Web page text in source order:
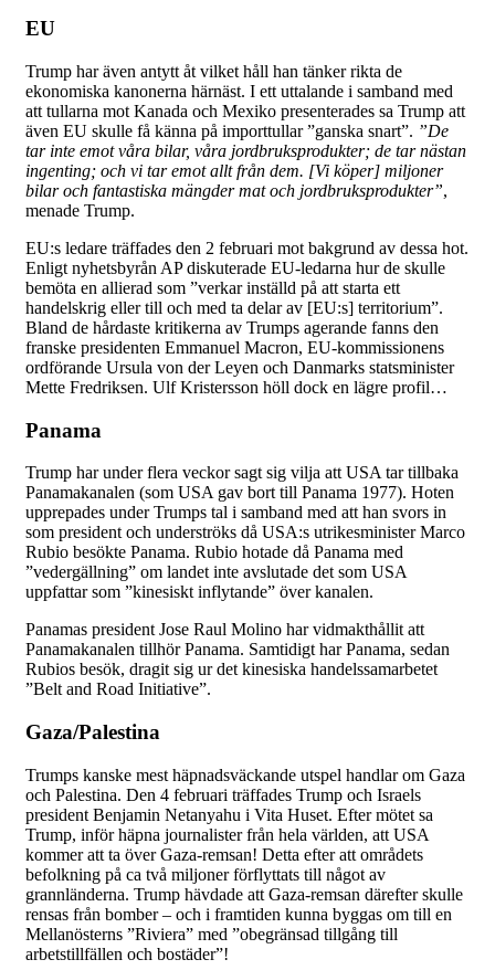
EU
Trump har även antytt åt vilket håll han tänker rikta de
ekonomiska kanonerna härnäst. I ett uttalande i samband med
att tullarna mot Kanada och Mexiko presenterades sa Trump att
även EU skulle få känna på importtullar ”ganska snart”. ”De
tar inte emot våra bilar, våra jordbruksprodukter; de tar nästan
ingenting; och vi tar emot allt från dem. [Vi köper] miljoner
bilar och fantastiska mängder mat och jordbruksprodukter”,
menade Trump.
EU:s ledare träffades den 2 februari mot bakgrund av dessa hot.
Enligt nyhetsbyrån AP diskuterade EU-ledarna hur de skulle
bemöta en allierad som ”verkar inställd på att starta ett
handelskrig eller till och med ta delar av [EU:s] territorium”.
Bland de hårdaste kritikerna av Trumps agerande fanns den
franske presidenten Emmanuel Macron, EU-kommissionens
ordförande Ursula von der Leyen och Danmarks statsminister
Mette Fredriksen. Ulf Kristersson höll dock en lägre profil…
Panama
Trump har under flera veckor sagt sig vilja att USA tar tillbaka
Panamakanalen (som USA gav bort till Panama 1977). Hoten
upprepades under Trumps tal i samband med att han svors in
som president och underströks då USA:s utrikesminister Marco
Rubio besökte Panama. Rubio hotade då Panama med
”vedergällning” om landet inte avslutade det som USA
uppfattar som ”kinesiskt inflytande” över kanalen.
Panamas president Jose Raul Molino har vidmakthållit att
Panamakanalen tillhör Panama. Samtidigt har Panama, sedan
Rubios besök, dragit sig ur det kinesiska handelssamarbetet
”Belt and Road Initiative”.
Gaza/Palestina
Trumps kanske mest häpnadsväckande utspel handlar om Gaza
och Palestina. Den 4 februari träffades Trump och Israels
president Benjamin Netanyahu i Vita Huset. Efter mötet sa
Trump, inför häpna journalister från hela världen, att USA
kommer att ta över Gaza-remsan! Detta efter att områdets
befolkning på ca två miljoner förflyttats till något av
grannländerna. Trump hävdade att Gaza-remsan därefter skulle
rensas från bomber – och i framtiden kunna byggas om till en
Mellanösterns ”Riviera” med ”obegränsad tillgång till
arbetstillfällen och bostäder”!